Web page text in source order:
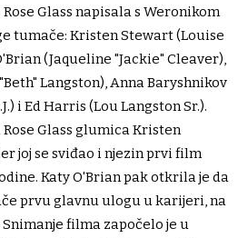
Glass napisala s Weronikom
tumače: Kristen Stewart (Louise
(Jaqueline "Jackie" Cleaver),
Langston), Anna Baryshnikov
i Ed Harris (Lou Langston Sr.).
Glass glumica Kristen
joj se sviđao i njezin prvi film
Katy O'Brian pak otkrila je da
prvu glavnu ulogu u karijeri, na
filma započelo je u